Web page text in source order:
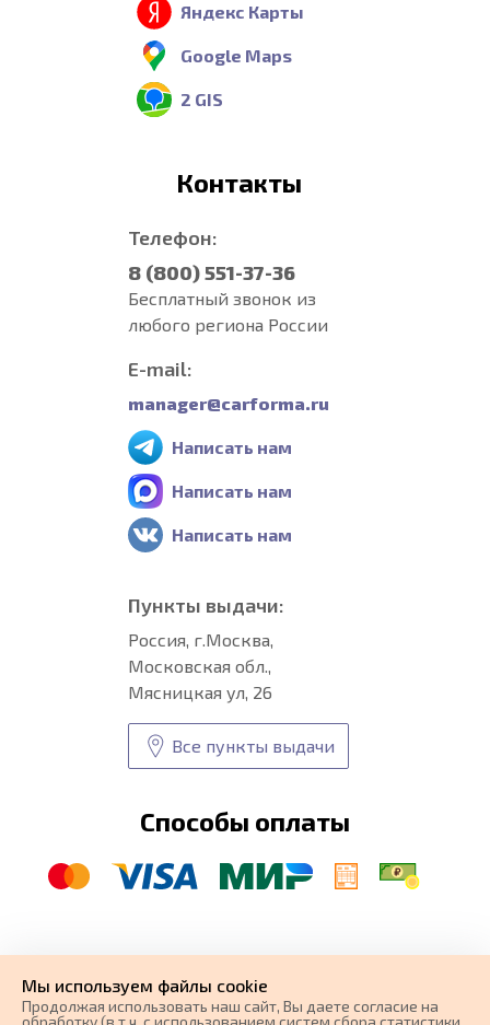
Яндекс Карты
Google Maps
2 GIS
Контакты
Телефон:
8 (800) 551-37-36
Бесплатный звонок из
любого региона России
E-mail:
manager@carforma.ru
Написать нам
Написать нам
Написать нам
Пункты выдачи:
Россия, г.Москва,
Московская обл.,
Мясницкая ул, 26
Все пункты выдачи
Способы оплаты
автоковрики
разработка и
поисковое продвижение сайта
Мы используем файлы cookie
Продолжая использовать наш cайт, Вы даете согласие на
обработку (в т.ч. с использованием систем сбора статистики,